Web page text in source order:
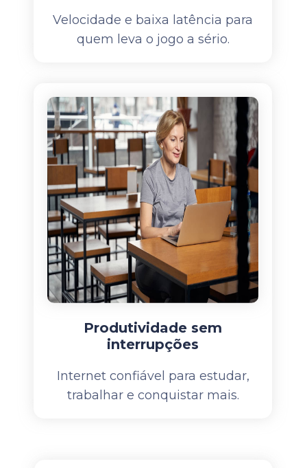
Velocidade e baixa latência para
quem leva o jogo a sério.
Produtividade sem
interrupções
Internet confiável para estudar,
trabalhar e conquistar mais.